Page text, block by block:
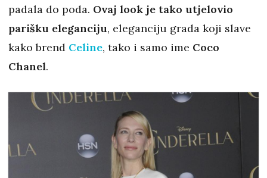
padala do poda. Ovaj look je tako utjelovio
parišku eleganciju, eleganciju grada koji slave
kako brend Celine, tako i samo ime Coco
Chanel.